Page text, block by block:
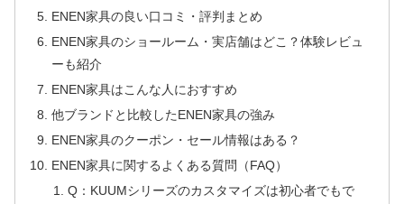
ENEN家具の良い口コミ・評判まとめ
ENEN家具のショールーム・実店舗はどこ？体験レビュ
ーも紹介
ENEN家具はこんな人におすすめ
他ブランドと比較したENEN家具の強み
ENEN家具のクーポン・セール情報はある？
ENEN家具に関するよくある質問（FAQ）
Q：KUUMシリーズのカスタマイズは初心者でもで